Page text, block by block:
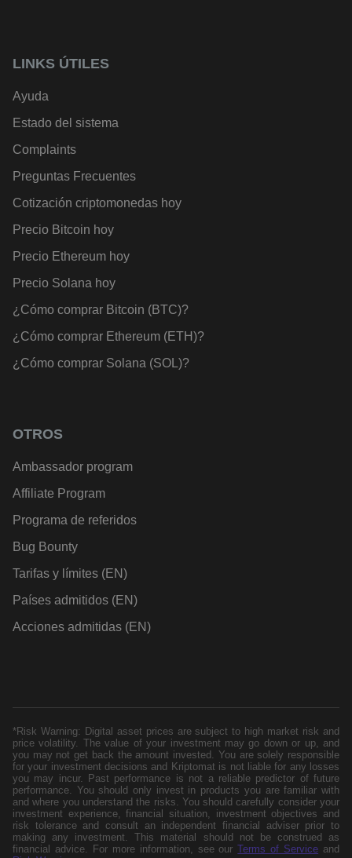
LINKS ÚTILES
Ayuda
Estado del sistema
Complaints
Preguntas Frecuentes
Cotización criptomonedas hoy
Precio Bitcoin hoy
Precio Ethereum hoy
Precio Solana hoy
¿Cómo comprar Bitcoin (BTC)?
¿Cómo comprar Ethereum (ETH)?
¿Cómo comprar Solana (SOL)?
OTROS
Ambassador program
Affiliate Program
Programa de referidos
Bug Bounty
Tarifas y límites (EN)
Países admitidos (EN)
Acciones admitidas (EN)
*Risk Warning: Digital asset prices are subject to high market risk and
price volatility. The value of your investment may go down or up, and
you may not get back the amount invested. You are solely responsible
for your investment decisions and Kriptomat is not liable for any losses
you may incur. Past performance is not a reliable predictor of future
performance. You should only invest in products you are familiar with
and where you understand the risks. You should carefully consider your
investment experience, financial situation, investment objectives and
risk tolerance and consult an independent financial adviser prior to
making any investment. This material should not be construed as
financial advice. For more information, see ourTerms of Service and